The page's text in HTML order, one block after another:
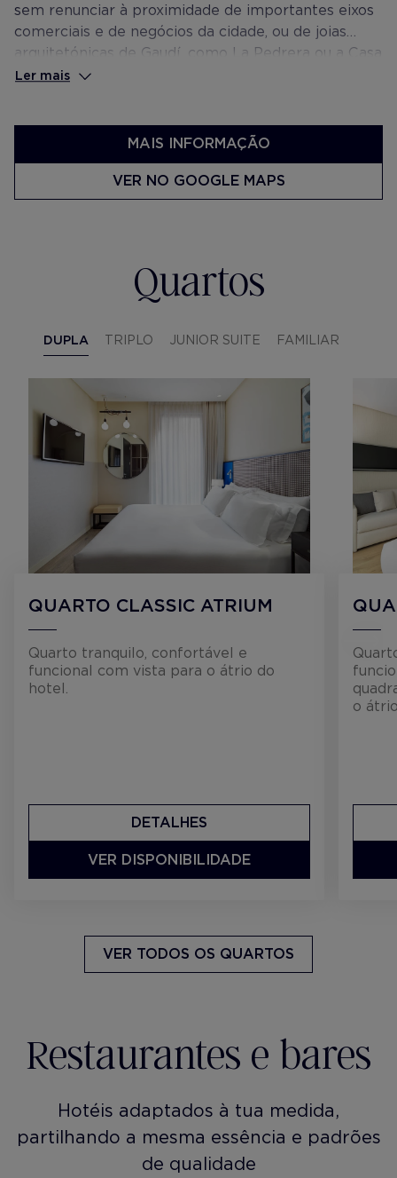
sem renunciar à proximidade de importantes eixos
comerciais e de negócios da cidade, ou de joias
arquitetónicas de Gaudí, como La Pedrera ou a Casa
Batlló. De igual forma, a zona tornou-se num lugar
Ler mais
MAIS INFORMAÇÃO
VER NO GOOGLE MAPS
Quartos
DUPLA TRIPLO JUNIOR SUITE FAMILIAR
QUARTO CLASSIC ATRIUM
Quarto tranquilo, confortável e
funcional com vista para o átrio do
hotel.
DETALHES
VER DISPONIBILIDADE
o
VER TODOS OS QUARTOS
Restaurantes e bares
Hotéis adaptados à tua medida,
partilhando a mesma essência e padrões
de qualidade